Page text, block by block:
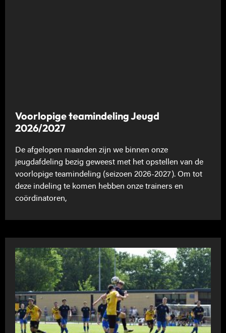
Voorlopige teamindeling Jeugd
2026/2027
De afgelopen maanden zijn we binnen onze
jeugdafdeling bezig geweest met het opstellen van de
voorlopige teamindeling (seizoen 2026-2027). Om tot
deze indeling te komen hebben onze trainers en
coördinatoren,